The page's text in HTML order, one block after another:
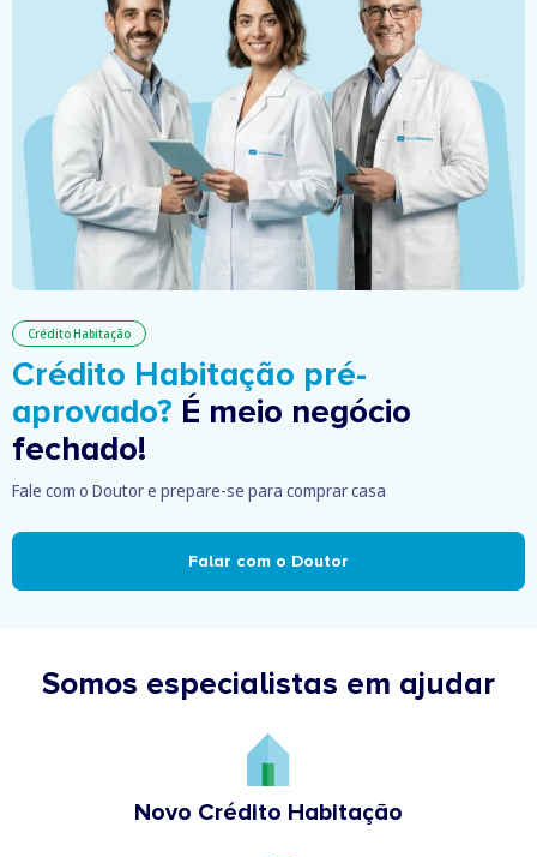
Crédito Habitação
Crédito Habitação pré-
aprovado? É meio negócio
fechado!
Fale com o Doutor e prepare-se para comprar casa
Falar com o Doutor
Somos especialistas em ajudar
Novo Crédito Habitação